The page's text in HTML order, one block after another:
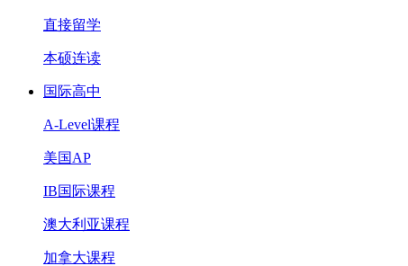
直接留学
本硕连读
国际高中
A-Level课程
美国AP
IB国际课程
澳大利亚课程
加拿大课程